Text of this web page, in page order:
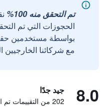
تم التحقق منه 100%
الحجوزات التي تم
مع شركائنا الخارجيين
8.0 جيد جدًا
202 من التقييمات تم التحقق منها